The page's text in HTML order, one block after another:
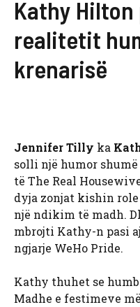
Kathy
realitetit
krenarisë
Jennifer Tilly ka
solli një humor
të The Real
dyja zonjat kishin
një ndikim të madh.
mbrojti Kathy-n pasi
ngjarje WeHo Pride.
Kathy thuhet se
Madhe e festimeve